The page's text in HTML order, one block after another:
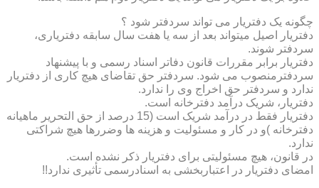
چگونه یک دفتریار می تواند سردفتر شود ؟
دفتریار اصیل میتواند بعد از سه یا هفت سال سابقه دفتریاری،
سردفتر شوند.
دفتریار برابر مقررات قانون دفاتر اسناد رسمی و با پیشنهاد
سردفترمنصوب می شود. سردفتر حق تقاضای هیچ کاری از دفتریار
ندارد و سردفتر حق اخراج وی را ندارد.
دفتریار، شریک درآمد دفترخانه است.
دفتریار فقط در درآمد شریک است (15 درصد از حق التحریر ماهیانه
دفترخانه )و در کار و مسئولیت و هزینه ها وضررها هیچ شراکتی
ندارد.
در قانون، هیچ مسئولیتی برای دفتریار ذکر نشده است.
امضای دفتریار در اعتباربخشی به اسنادرسمی تأثیری ندارد!!